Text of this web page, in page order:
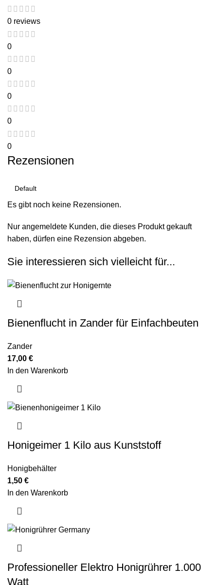
0 reviews
0
0
0
0
0
Rezensionen
Es gibt noch keine Rezensionen.
Nur angemeldete Kunden, die dieses Produkt gekauft
haben, dürfen eine Rezension abgeben.
Sie interessieren sich vielleicht für...
Bienenflucht in Zander für Einfachbeuten
Zander
17,00 €
In den Warenkorb
Honigeimer 1 Kilo aus Kunststoff
Honigbehälter
1,50 €
In den Warenkorb
Professioneller Elektro Honigrührer 1.000
Watt